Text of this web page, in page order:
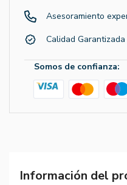
Asesoramiento
Calidad Garantizada
Somos de confianza:
Información del